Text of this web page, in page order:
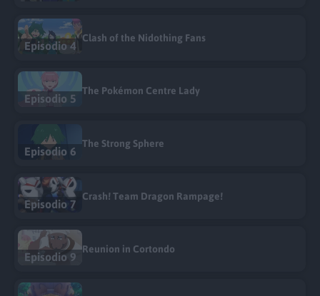
Episodio 4
Clash of the Nidothing Fans
Episodio 5
The Pokémon Centre Lady
Episodio 6
The Strong Sphere
Episodio 7
Crash! Team Dragon Rampage!
Episodio 9
Reunion in Cortondo